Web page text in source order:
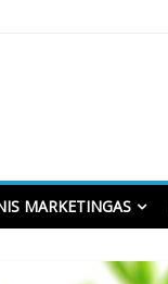
MARKETINGAS